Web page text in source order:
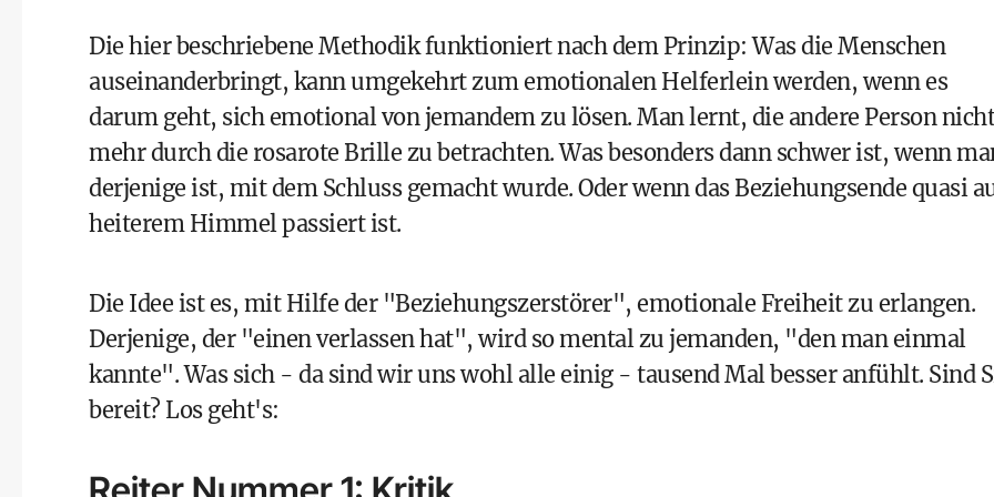
Die hier beschriebene Methodik funktioniert nach dem Prinzip: Was die Menschen
auseinanderbringt, kann umgekehrt zum emotionalen Helferlein werden, wenn es
darum geht, sich emotional von jemandem zu lösen. Man lernt, die andere Person nicht
mehr durch die rosarote Brille zu betrachten. Was besonders dann schwer ist, wenn
derjenige ist, mit dem Schluss gemacht wurde. Oder wenn das Beziehungsende quasi
heiterem Himmel passiert ist.
Die Idee ist es, mit Hilfe der "Beziehungszerstörer", emotionale Freiheit zu erlangen.
Derjenige, der "einen verlassen hat", wird so mental zu jemanden, "den man einmal
kannte". Was sich - da sind wir uns wohl alle einig - tausend Mal besser anfühlt. Sind
bereit? Los geht's: